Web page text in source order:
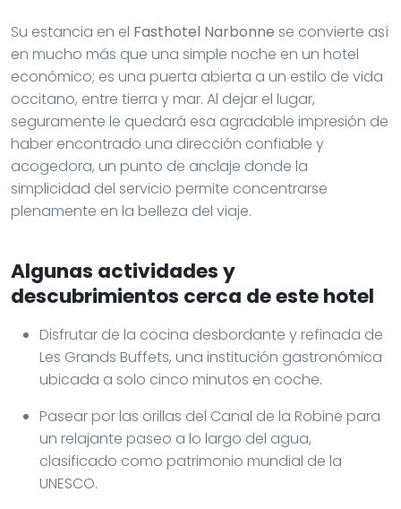
Su estancia en el Fasthotel Narbonne se convierte así
en mucho más que una simple noche en un hotel
económico; es una puerta abierta a un estilo de vida
occitano, entre tierra y mar. Al dejar el lugar,
seguramente le quedará esa agradable impresión de
haber encontrado una dirección confiable y
acogedora, un punto de anclaje donde la
simplicidad del servicio permite concentrarse
plenamente en la belleza del viaje.
Algunas actividades y
descubrimientos cerca de este hotel
Disfrutar de la cocina desbordante y refinada de
Les Grands Buffets, una institución gastronómica
ubicada a solo cinco minutos en coche.
Pasear por las orillas del Canal de la Robine para
un relajante paseo a lo largo del agua,
clasificado como patrimonio mundial de la
UNESCO.